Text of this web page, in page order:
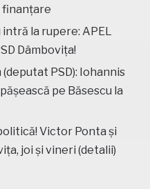
finanțare
la rupere: APEL
Dâmbovița!
PSD): Iohannis
pe Băsescu la
Victor Ponta și
joi și vineri (detalii)